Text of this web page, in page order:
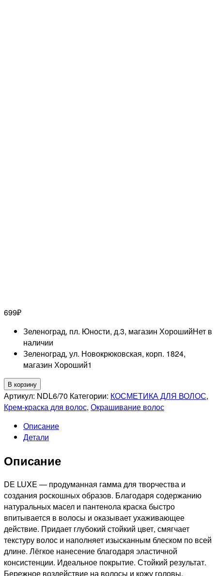
699₽
Зеленоград, пл. Юности, д.3, магазин ХорошийНет в
наличии
Зеленоград, ул. Новокрюковская, корп. 1824,
магазин Хороший1
Количество
товара
ESTEL
6/70
DE
СТОЙКАЯ
КРАСКА
ДЛЯ
ВОЛОС
ТЕМНО-
РУСЫЙ
КОРИЧНЕВЫЙ
ДЛЯ
СЕДИНЫ,
60мл
В корзину
Артикул: NDL6/70 Категории: КОСМЕТИКА ДЛЯ ВОЛОС,
Крем-краска для волос, Окрашивание волос
Описание
Детали
Описание
DE LUXE — продуманная гамма для творчества и
создания роскошных образов. Благодаря содержанию
натуральных масел и пантенола краска быстро
впитывается в волосы и оказывает ухаживающее
действие. Придает глубокий стойкий цвет, смягчает
текстуру волос и наполняет изысканным блеском по всей
длине. Лёгкое нанесение благодаря эластичной
консистенции. Идеальное покрытие. Стойкий результат.
Бережное воздействие на волосы и кожу головы.